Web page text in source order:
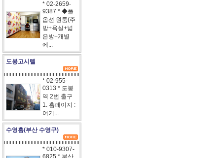
* 02-2659-
9387 * ◆풀
옵션 원룸(주
방+욕실+넓
은방+개별
에...
도봉고시텔
* 02-955-
0313 * 도봉
역 2번 출구
1. 홈페이지 :
여기...
수영홈(부산 수영구)
* 010-9307-
6825 * 부산